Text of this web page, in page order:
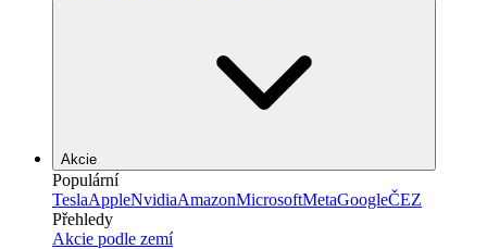
Akcie
Populární
TeslaAppleNvidiaAmazonMicrosoftMetaGoogleČEZ
Přehledy
Akcie podle zemí